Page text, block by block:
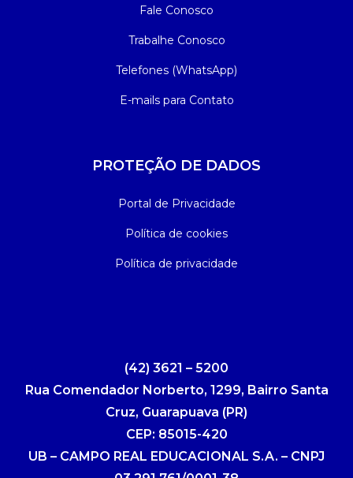
Fale Conosco
Trabalhe Conosco
Telefones (WhatsApp)
E-mails para Contato
PROTEÇÃO DE DADOS
Portal de Privacidade
Política de cookies
Política de privacidade
(42) 3621 – 5200
Rua Comendador Norberto, 1299, Bairro Santa
Cruz, Guarapuava (PR)
CEP: 85015-420
UB – CAMPO REAL EDUCACIONAL S.A. – CNPJ